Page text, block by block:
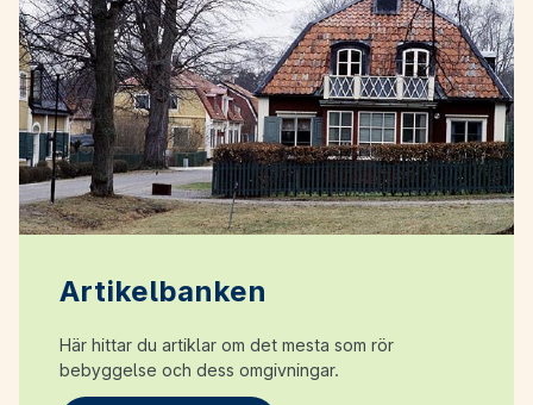
Artikelbanken
Här hittar du artiklar om det mesta som rör
bebyggelse och dess omgivningar.